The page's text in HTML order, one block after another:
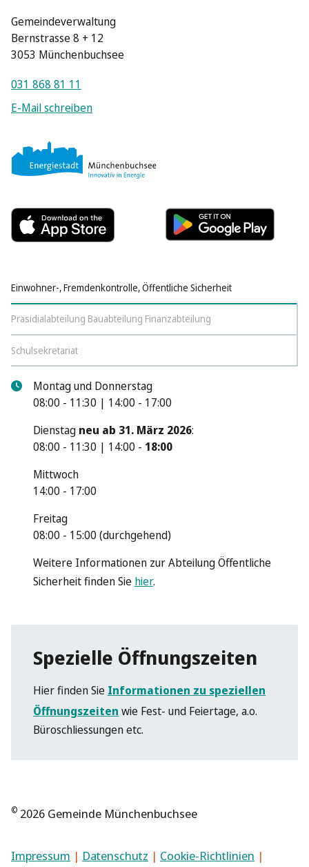
Gemeindeverwaltung
Bernstrasse 8 + 12
3053 Münchenbuchsee
031 868 81 11
E-Mail schreiben
Einwohner-, Fremdenkontrolle, Öffentliche Sicherheit
Präsidialabteilung Bauabteilung Finanzabteilung
Schulsekretariat
Montag und Donnerstag
08:00 - 11:30 | 14:00 - 17:00
Dienstag neu ab 31. März 2026:
08:00 - 11:30 | 14:00 - 18:00
Mittwoch
14:00 - 17:00
Freitag
08:00 - 15:00 (durchgehend)
Weitere Informationen zur Abteilung Öffentliche
Sicherheit finden Sie hier.
Spezielle Öffnungszeiten
Hier finden Sie Informationen zu speziellen
Öffnungszeiten wie Fest- und Feiertage, a.o.
Büroschliessungen etc.
© 2026 Gemeinde Münchenbuchsee
Impressum | Datenschutz | Cookie-Richtlinien |